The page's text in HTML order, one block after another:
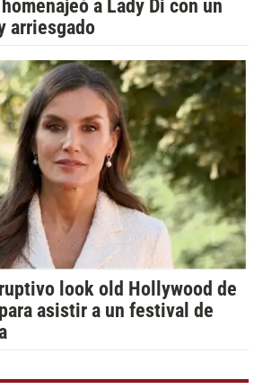
a Lady Di con un
arriesgado
look old Hollywood de
asistir a un festival de